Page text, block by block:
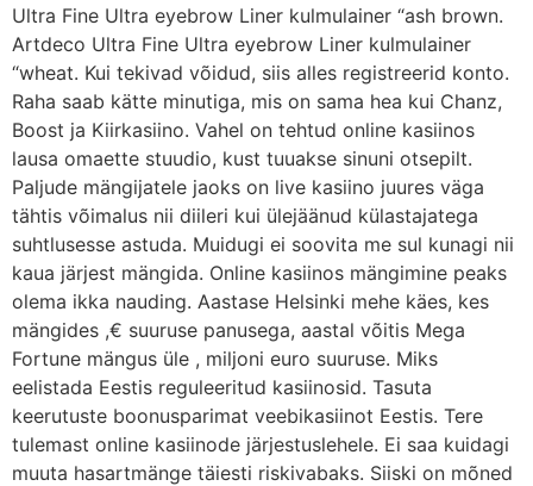
Ultra Fine Ultra eyebrow Liner kulmulainer “ash brown.
Artdeco Ultra Fine Ultra eyebrow Liner kulmulainer
“wheat. Kui tekivad võidud, siis alles registreerid konto.
Raha saab kätte minutiga, mis on sama hea kui Chanz,
Boost ja Kiirkasiino. Vahel on tehtud online kasiinos
lausa omaette stuudio, kust tuuakse sinuni otsepilt.
Paljude mängijatele jaoks on live kasiino juures väga
tähtis võimalus nii diileri kui ülejäänud külastajatega
suhtlusesse astuda. Muidugi ei soovita me sul kunagi nii
kaua järjest mängida. Online kasiinos mängimine peaks
olema ikka nauding. Aastase Helsinki mehe käes, kes
mängides ,€ suuruse panusega, aastal võitis Mega
Fortune mängus üle , miljoni euro suuruse. Miks
eelistada Eestis reguleeritud kasiinosid. Tasuta
keerutuste boonusparimat veebikasiinot Eestis. Tere
tulemast online kasiinode järjestuslehele. Ei saa kuidagi
muuta hasartmänge täiesti riskivabaks. Siiski on mõned